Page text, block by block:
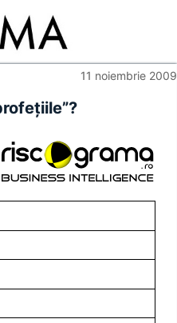
11 noiembrie 2009